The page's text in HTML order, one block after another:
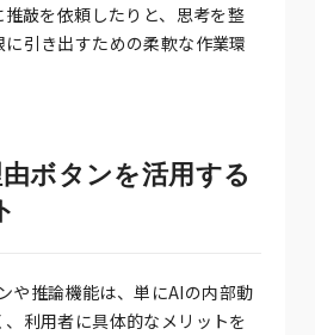
敲を依頼したりと、思考を整
引き出すための柔軟な作業環
ボタンを活用する
や推論機能は、単にAIの内部動
利用者に具体的なメリットを